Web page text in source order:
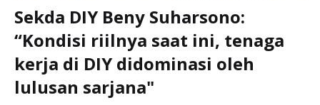
Sekda DIY Beny Suharsono:
“Kondisi riilnya saat ini, tenaga
kerja di DIY didominasi oleh
lulusan sarjana"